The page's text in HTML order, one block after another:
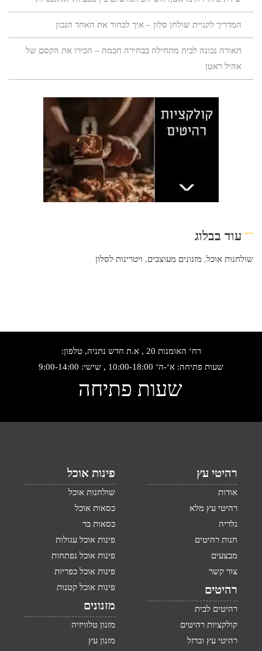
המדריך לקניית שולחן סלון – איך לבחור את האחד הנכון
תאורה נכונה לבית מתחילה בבחירה חכמה – הכירו את הקסם של
אהיל ראטן
עוד בבלוג
שולחנות אוכל, מזנונים מעוצבים, ויטרינות לסלון
רח‘ האומנות 20 , א.ת חדש נתניה, טלפון:
שעות פתיחה: א‘-ה‘ 10:00-18:00 , שישי: 9:00-14:00
שעות פתיחה
רהיטי עץ
אודות
רהיטי עץ מלא
גלריה
חנות רהיטים
מבצעים
צור קשר
רהיטים
רהיטים לבית
קולקציות רהיטים
רהיטי עץ וברזל
פינות אוכל
שולחנות אוכל
כסאות אוכל
כסאות בר
פינות אוכל עגולות
פינות אוכל נפתחות
פינות אוכל כפריות
פינות אוכל קטנות
מזנונים
מזנון טלוויזיה
מזנון עץ